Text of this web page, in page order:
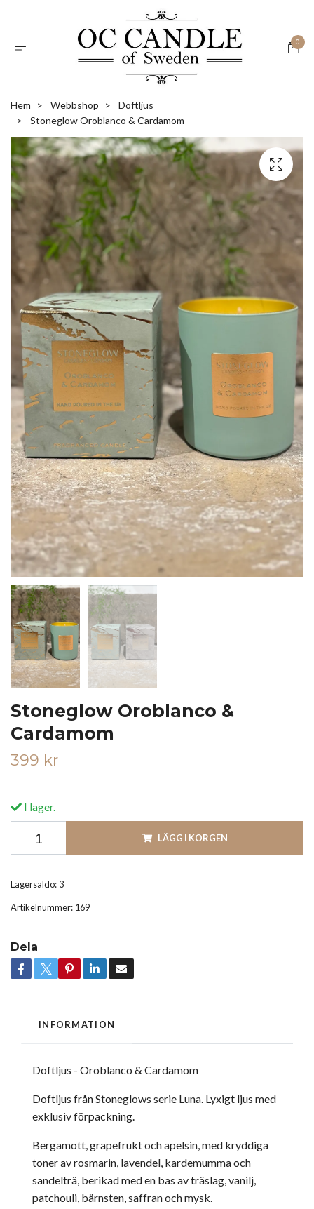
0
Hem Webbshop
Doftljus
Stoneglow Oroblanco & Cardamom
Stoneglow Oroblanco &
Cardamom
399 kr
I lager.
LÄGG I KORGEN
Lagersaldo: 3
Artikelnummer: 169
Dela
INFORMATION
Doftljus - Oroblanco & Cardamom
Doftljus från Stoneglows serie Luna. Lyxigt ljus med
exklusiv förpackning.
Bergamott, grapefrukt och apelsin, med kryddiga
toner av rosmarin, lavendel, kardemumma och
sandelträ, berikad med en bas av träslag, vanilj,
patchouli, bärnsten, saffran och mysk.